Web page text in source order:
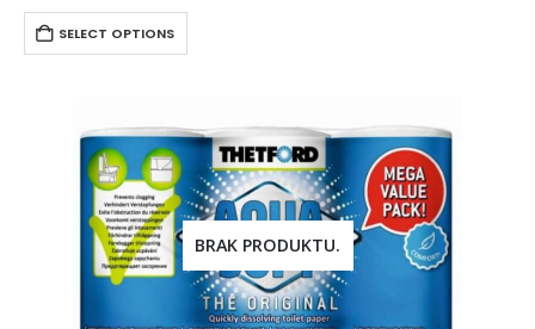
SELECT OPTIONS
BRAK PRODUKTU.